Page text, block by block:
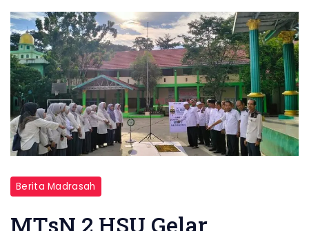
Berita Madrasah
MTsN 2 HSU Gelar